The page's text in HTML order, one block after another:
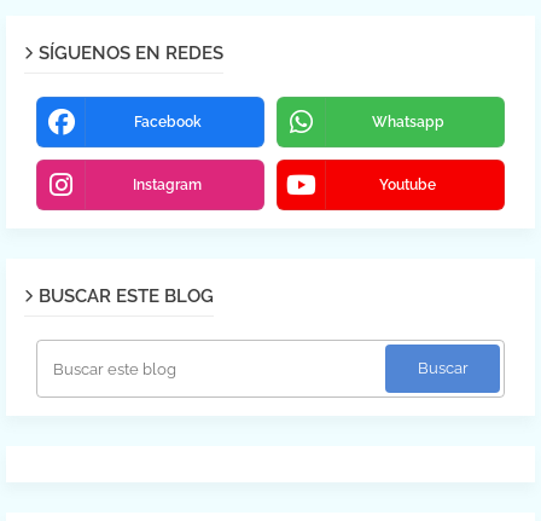
SÍGUENOS EN REDES
Facebook Whatsapp
Instagram Youtube
BUSCAR ESTE BLOG